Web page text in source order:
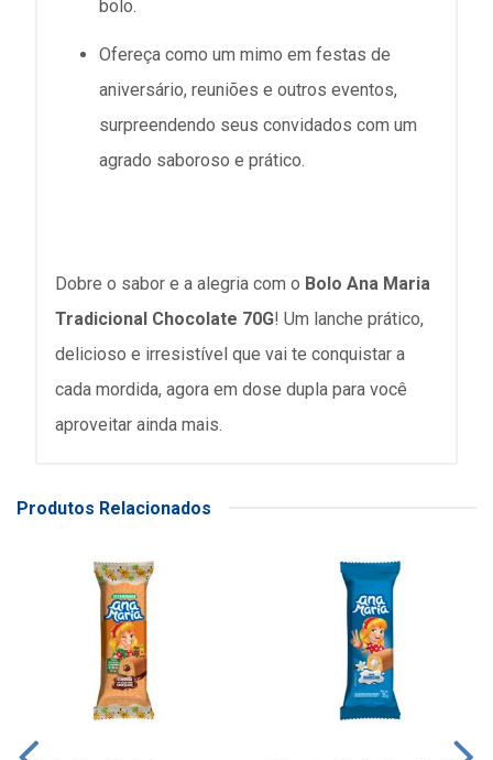
bolo.
Ofereça como um mimo em festas de
aniversário, reuniões e outros eventos,
surpreendendo seus convidados com um
agrado saboroso e prático.
Dobre o sabor e a alegria com o Bolo Ana Maria
Tradicional Chocolate 70G! Um lanche prático,
delicioso e irresistível que vai te conquistar a
cada mordida, agora em dose dupla para você
aproveitar ainda mais.
Produtos Relacionados